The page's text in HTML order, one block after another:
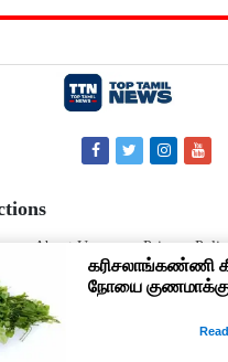
About Us Privacy Policy
© 2019 Top Tamil News